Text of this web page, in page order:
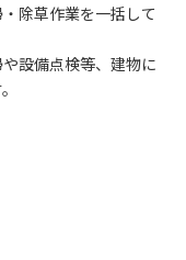
除草作業を一括して
設備点検等、建物に